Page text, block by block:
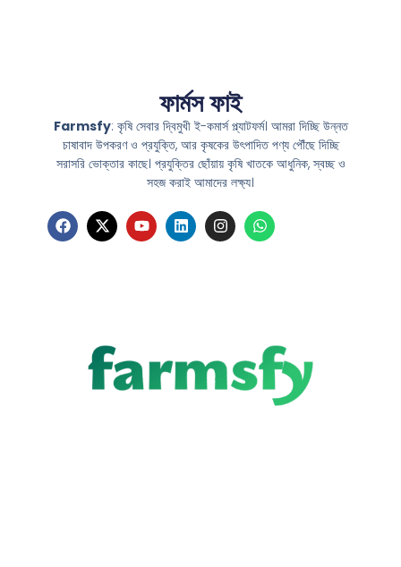
ফার্মস ফাই
Farmsfy: কৃষি সেবার দ্বিমুখী ই-কমার্স প্ল্যাটফর্ম। আমরা দিচ্ছি উন্নত
চাষাবাদ উপকরণ ও প্রযুক্তি, আর কৃষকের উৎপাদিত পণ্য পৌঁছে দিচ্ছি
সরাসরি ভোক্তার কাছে। প্রযুক্তির ছোঁয়ায় কৃষি খাতকে আধুনিক, স্বচ্ছ ও
সহজ করাই আমাদের লক্ষ্য।